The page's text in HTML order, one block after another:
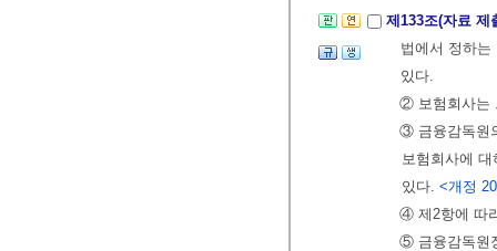
제133조(자료
법에서 정하
있다.
② 보험회사는
③ 금융감독원
보험회사에
있다. <개정
④ 제2항에 따
⑤ 금융감독원